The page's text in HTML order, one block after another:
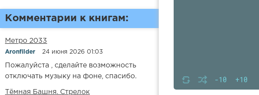
Комментарии к книгам:
Метро 2033
Aronfilder 24 июня 2026 01:03
Пожалуйста , сделайте возможность
отключать музыку на фоне, спасибо.
​​Тёмная Башня. Стрелок
-10 +10